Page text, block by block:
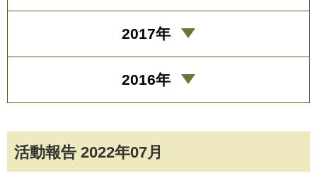
活動報告 2022年07月
2017年
2016年